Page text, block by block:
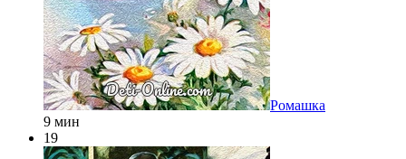
Ромашка
9 мин
19